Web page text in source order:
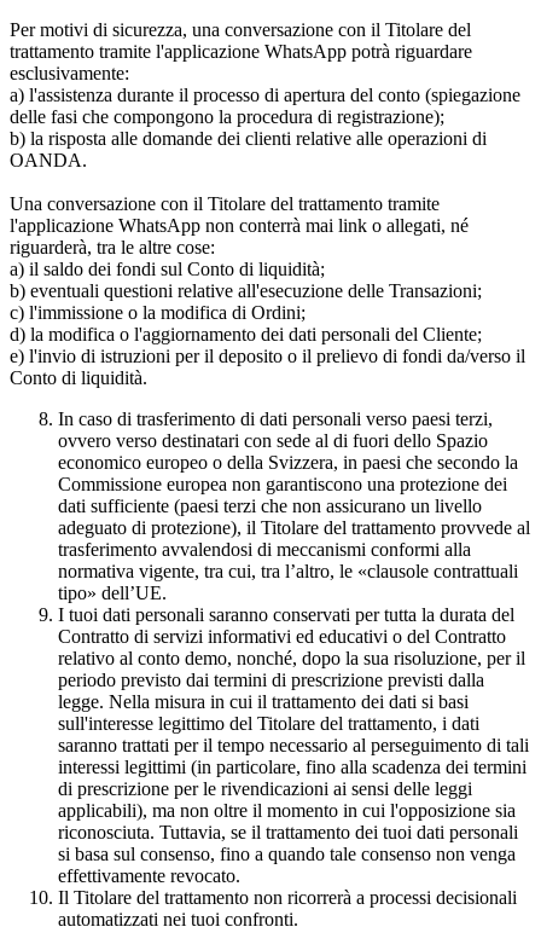
Per motivi di sicurezza, una conversazione con il Titolare del
trattamento tramite l'applicazione WhatsApp potrà riguardare
esclusivamente:
a) l'assistenza durante il processo di apertura del conto (spiegazione
delle fasi che compongono la procedura di registrazione);
b) la risposta alle domande dei clienti relative alle operazioni di
OANDA.
Una conversazione con il Titolare del trattamento tramite
l'applicazione WhatsApp non conterrà mai link o allegati, né
riguarderà, tra le altre cose:
a) il saldo dei fondi sul Conto di liquidità;
b) eventuali questioni relative all'esecuzione delle Transazioni;
c) l'immissione o la modifica di Ordini;
d) la modifica o l'aggiornamento dei dati personali del Cliente;
e) l'invio di istruzioni per il deposito o il prelievo di fondi da/verso il
Conto di liquidità.
In caso di trasferimento di dati personali verso paesi terzi,
ovvero verso destinatari con sede al di fuori dello Spazio
economico europeo o della Svizzera, in paesi che secondo la
Commissione europea non garantiscono una protezione dei
dati sufficiente (paesi terzi che non assicurano un livello
adeguato di protezione), il Titolare del trattamento provvede al
trasferimento avvalendosi di meccanismi conformi alla
normativa vigente, tra cui, tra l’altro, le «clausole contrattuali
tipo» dell’UE.
I tuoi dati personali saranno conservati per tutta la durata del
Contratto di servizi informativi ed educativi o del Contratto
relativo al conto demo, nonché, dopo la sua risoluzione, per il
periodo previsto dai termini di prescrizione previsti dalla
legge. Nella misura in cui il trattamento dei dati si basi
sull'interesse legittimo del Titolare del trattamento, i dati
saranno trattati per il tempo necessario al perseguimento di tali
interessi legittimi (in particolare, fino alla scadenza dei termini
di prescrizione per le rivendicazioni ai sensi delle leggi
applicabili), ma non oltre il momento in cui l'opposizione sia
riconosciuta. Tuttavia, se il trattamento dei tuoi dati personali
si basa sul consenso, fino a quando tale consenso non venga
effettivamente revocato.
Il Titolare del trattamento non ricorrerà a processi decisionali
automatizzati nei tuoi confronti.